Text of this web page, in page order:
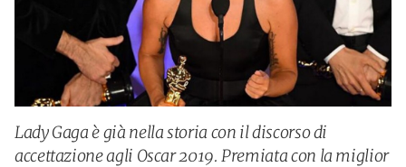
Lady Gaga è già nella storia con il discorso di
accettazione agli Oscar 2019. Premiata con la miglior